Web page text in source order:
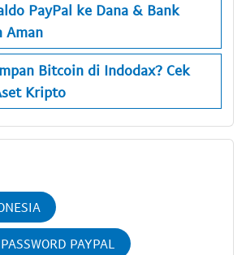
PayPal ke Dana & Bank
Aman
Bitcoin di Indodax? Cek
Kripto
PAYPAL